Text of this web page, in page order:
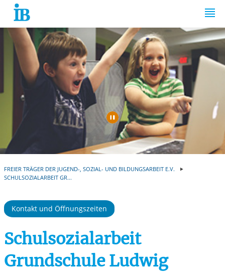
Springe zum Inhalt
Automatische
FREIER TRÄGER DER JUGEND-, SOZIAL- UND BILDUNGSARBEIT E.V.
SCHULSOZIALARBEIT GR...
Kontakt und Öffnungszeiten
Schulsozialarbeit
Grundschule Ludwig